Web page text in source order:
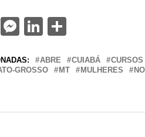
Twitter
Messenger
LinkedIn
ABRE CUIABÁ CURSOS
GROSSO MT MULHERES